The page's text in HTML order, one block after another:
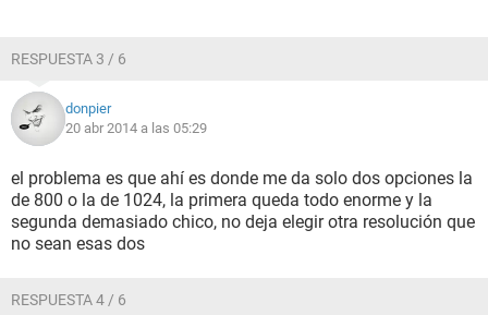
RESPUESTA 3 / 6
donpier
20 abr 2014 a las 05:29
el problema es que ahí es donde me da solo dos opciones la
de 800 o la de 1024, la primera queda todo enorme y la
segunda demasiado chico, no deja elegir otra resolución que
no sean esas dos
RESPUESTA 4 / 6